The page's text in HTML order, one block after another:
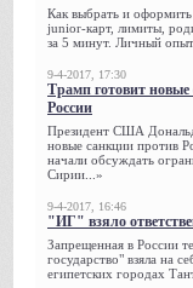
Как выбрать и
junior-карт, лимиты,
за 5 минут. Личный
9-4-2017, 17:30
Трамп готовит
России
Президент США
новые санкции против
начали обсуждать
Сирии...»
9-4-2017, 16:46
"ИГ" взяло
Запрещенная в России
государство" взяла на
египетских городах